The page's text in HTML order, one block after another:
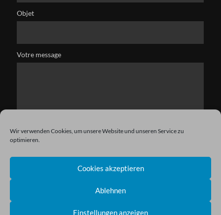
Wir verwenden Cookies, um unsere Website und unseren Service zu
optimieren.
Cookies akzeptieren
Ablehnen
Einstellungen anzeigen
Objet
Votre message